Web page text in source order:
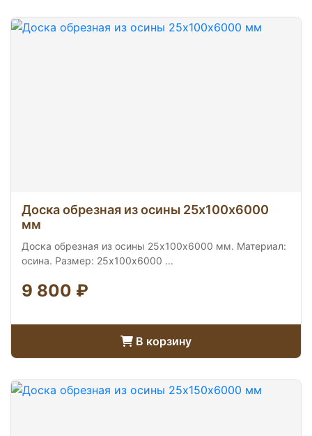
Доска обрезная из осины 25х100х6000
мм
Доска обрезная из осины 25х100х6000 мм. Материал:
осина. Размер: 25х100х6000 ...
9 800 ₽
В корзину